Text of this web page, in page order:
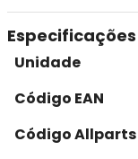
Especificações
Unidade
Código EAN
Código Allparts